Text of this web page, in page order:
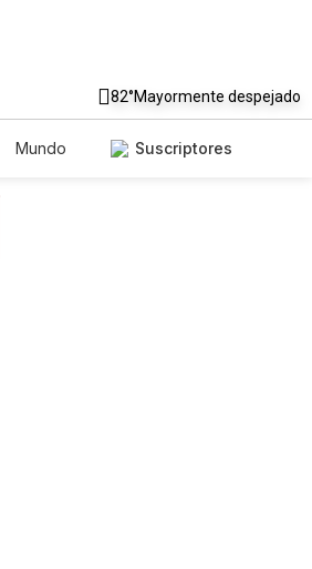
82°Mayormente despejado
Mundo
Suscriptores